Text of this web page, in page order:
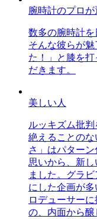
腕時計のプロが
数多の腕時計を
そんな彼らが
た！」と膝を
だきます。
美しい人
ルッキズム批
絶えることの
さ」はパター
思いから、新
ました。グラ
にした企画が
ロデューサー
の、内面から醸